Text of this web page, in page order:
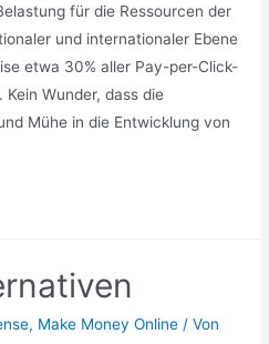
für die Ressourcen der
und internationaler Ebene
etwa 30% aller Pay-per-Click-
Wunder, dass die
Mühe in die Entwicklung von
, Make Money Online / Von